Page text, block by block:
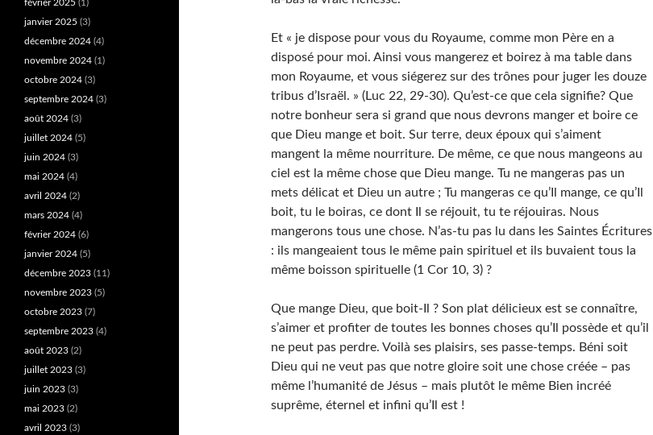
Et « je dispose pour vous du Royaume, comme mon Père en a
disposé pour moi. Ainsi vous mangerez et boirez à ma table dans
mon Royaume, et vous siégerez sur des trônes pour juger les douze
tribus d’Israël. » (Luc 22, 29-30). Qu’est-ce que cela signifie? Que
notre bonheur sera si grand que nous devrons manger et boire ce
que Dieu mange et boit. Sur terre, deux époux qui s’aiment
mangent la même nourriture. De même, ce que nous mangeons au
ciel est la même chose que Dieu mange. Tu ne mangeras pas un
mets délicat et Dieu un autre ; Tu mangeras ce qu’Il mange, ce qu’Il
boit, tu le boiras, ce dont Il se réjouit, tu te réjouiras. Nous
mangerons tous une chose. N’as-tu pas lu dans les Saintes Écritures
: ils mangeaient tous le même pain spirituel et ils buvaient tous la
même boisson spirituelle (1 Cor 10, 3) ?
Que mange Dieu, que boit-Il ? Son plat délicieux est se connaître,
s’aimer et profiter de toutes les bonnes choses qu’Il possède et qu’il
ne peut pas perdre. Voilà ses plaisirs, ses passe-temps. Béni soit
Dieu qui ne veut pas que notre gloire soit une chose créée – pas
même l’humanité de Jésus – mais plutôt le même Bien incréé
suprême, éternel et infini qu’Il ​​est !
février 2025 (1)
janvier 2025 (3)
décembre 2024 (4)
novembre 2024 (1)
octobre 2024 (3)
septembre 2024 (3)
août 2024 (3)
juillet 2024 (5)
juin 2024 (3)
mai 2024 (4)
avril 2024 (2)
mars 2024 (4)
février 2024 (6)
janvier 2024 (5)
décembre 2023 (11)
novembre 2023 (5)
octobre 2023 (7)
septembre 2023 (4)
août 2023 (2)
juillet 2023 (3)
juin 2023 (3)
mai 2023 (2)
avril 2023 (3)